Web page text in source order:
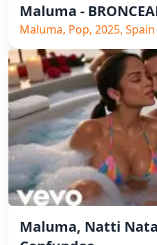
Maluma -
Maluma, Pop, 2025,
Maluma, Natti